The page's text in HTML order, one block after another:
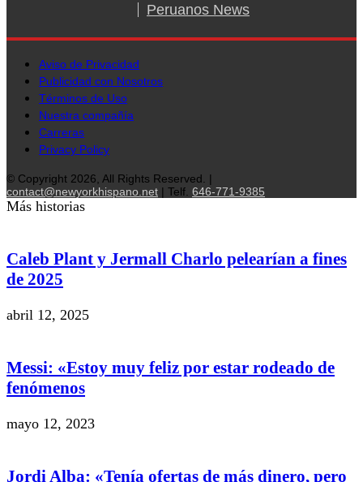
Peruanos News
Aviso de Privacidad
Publicidad con Nosotros
Términos de Uso
Nuestra compañía
Carreras
Privacy Policy
© Copyright 2026, All Rights Reserved. |
contact@newyorkhispano.net | Telf. 646-771-9385
Más historias
Caleb Plant y Jermall Charlo pelearían a fines
de 2025
abril 12, 2025
Messi: «Estoy muy feliz por estar rodeado de
fenómenos
mayo 12, 2023
Jordi Alba: «Tenía ofertas de más dinero, pero